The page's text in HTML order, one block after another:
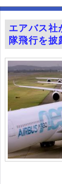
【九州名物】鶏刺し
ガチの釣り初心者な
女性インフルエン
レッサーパンダさん
道の駅に野菜や果物
井上晴美、乳首ヘア
【画像】ネギに豚バ
天下一品とかいう定
グラドル後藤まつり
『悪役令嬢転生おじ
【Xの車窓から】オ
【衝撃】「かわいい
エアバス社
隊飛行を披